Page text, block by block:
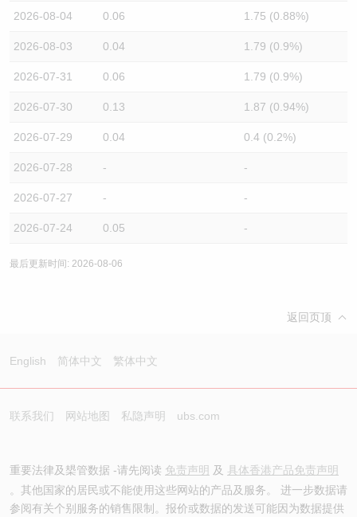
2026-08-04 0.06 1.75 (0.88%)
2026-08-03 0.04 1.79 (0.9%)
2026-07-31 0.06 1.79 (0.9%)
2026-07-30 0.13 1.87 (0.94%)
2026-07-29 0.04 0.4 (0.2%)
2026-07-28 - -
2026-07-27 - -
2026-07-24 0.05 -
最后更新时间: 2026-08-06
返回页顶
English 简体中文 繁体中文
联系我们 网站地图 私隐声明 ubs.com
重要法律及槼管数据 -请先阅读 免责声明 及 具体香港产品免责声明
。其他国家的居民或不能使用这些网站的产品及服务。 进一步数据请
参阅有关个别服务的销售限制。报价或数据的发送可能因为数据提供